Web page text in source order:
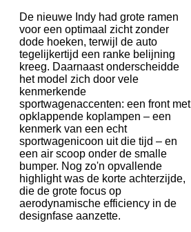
De nieuwe Indy had grote ramen
voor een optimaal zicht zonder
dode hoeken, terwijl de auto
tegelijkertijd een ranke belijning
kreeg. Daarnaast onderscheidde
het model zich door vele
kenmerkende
sportwagenaccenten: een front met
opklappende koplampen – een
kenmerk van een echt
sportwagenicoon uit die tijd – en
een air scoop onder de smalle
bumper. Nog zo'n opvallende
highlight was de korte achterzijde,
die de grote focus op
aerodynamische efficiency in de
designfase aanzette.